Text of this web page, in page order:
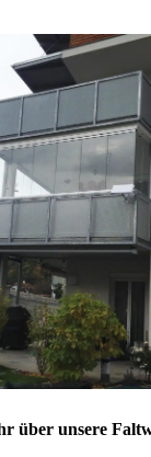
über unsere